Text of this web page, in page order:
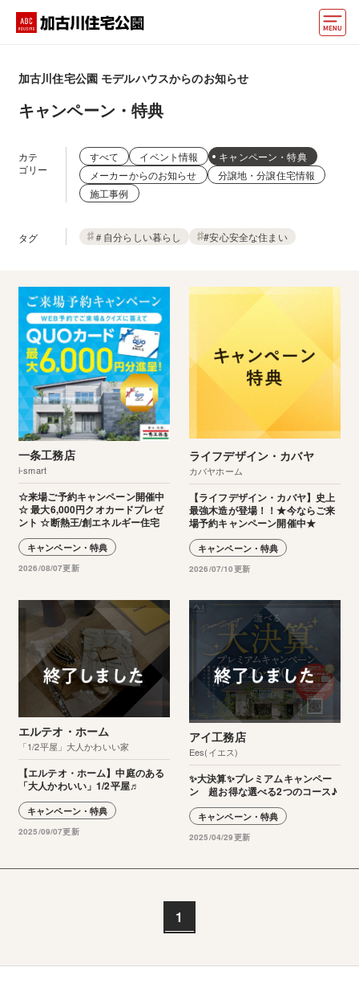
動画でモデルハウス見学
アクセス
好みからモデルハウスを探す
住まいづくりお役立ち情報
マイページ
加古川住宅公園 モデルハウスからのお知らせ
キャンペーン・特典
カテ
ゴリー
すべて イベント情報
キャンペーン・特典
メーカーからのお知らせ
分譲地・分譲住宅情報
施工事例
タグ ＃自分らしい暮らし #安心安全な住まい
一条工務店
i-smart
☆来場ご予約キャンペーン開催中
☆ 最大6,000円クオカードプレゼ
ント ☆断熱王/創エネルギー住宅
キャンペーン・特典
2026/08/07更新
ライフデザイン・カバヤ
カバヤホーム
【ライフデザイン・カバヤ】史上
最強木造が登場！！★今ならご来
場予約キャンペーン開催中★
キャンペーン・特典
2026/07/10更新
エルテオ・ホーム
「1/2平屋」大人かわいい家
【エルテオ・ホーム】中庭のある
「大人かわいい」1/2平屋♬
キャンペーン・特典
2025/09/07更新
アイ工務店
Ees(イエス)
✨大決算✨プレミアムキャンペー
ン 超お得な選べる2つのコース♪
キャンペーン・特典
2025/04/29更新
1